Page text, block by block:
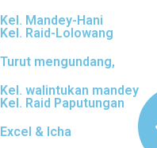
Kel. Mandey-Hani
Kel. Raid-Lolowang
Turut mengundang,
Kel. walintukan mandey
Kel. Raid Paputungan
Excel & Icha